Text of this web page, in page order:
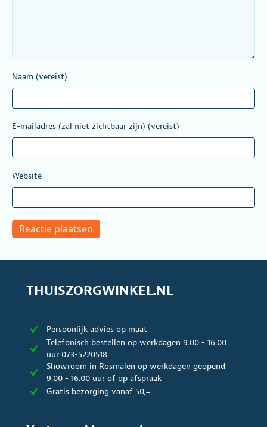
Naam (vereist)
E-mailadres (zal niet zichtbaar zijn) (vereist)
Website
THUISZORGWINKEL.NL
Persoonlijk advies op maat
Telefonisch bestellen op werkdagen 9.00 - 16.00
uur 073-5220518
Showroom in Rosmalen op werkdagen geopend
9.00 - 16.00 uur of op afspraak
Gratis bezorging vanaf 50,=